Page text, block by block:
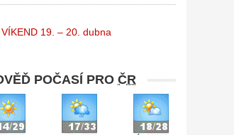
19. – 20. dubna
POČASÍ PROČR